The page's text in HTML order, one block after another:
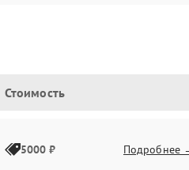
Стоимость
5000 ₽ Подробнее